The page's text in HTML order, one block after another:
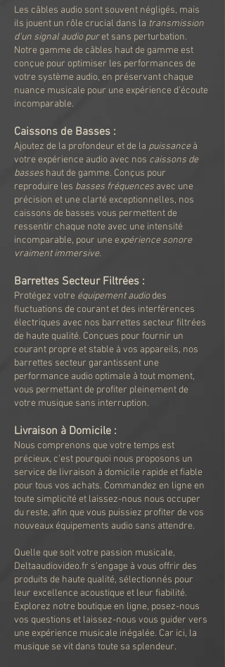
Les câbles audio sont souvent négligés, mais
ils jouent un rôle crucial dans la transmission
d'un signal audio puret sans perturbation.
Notre gamme de câbles haut de gamme est
conçue pour optimiser les performances de
votre système audio, en préservant chaque
nuance musicale pour une expérience d'écoute
incomparable.
Caissons de Basses :
Ajoutez de la profondeur et de la puissanceà
votre expérience audio avec nos caissons de
basses haut de gamme. Conçus pour
reproduire les basses fréquences avec une
précision et une clarté exceptionnelles, nos
caissons de basses vous permettent de
ressentir chaque note avec une intensité
incomparable, pour une expérience sonore
vraiment immersive.
Barrettes Secteur Filtrées :
Protégez votre équipement audiodes
fluctuations de courant et des interférences
électriques avec nos barrettes secteur filtrées
de haute qualité. Conçues pour fournir un
courant propre et stable à vos appareils, nos
barrettes secteur garantissent une
performance audio optimale à tout moment,
vous permettant de profiter pleinement de
votre musique sans interruption.
Livraison à Domicile :
Nous comprenons que votre temps est
précieux, c'est pourquoi nous proposons un
service de livraison à domicile rapide et fiable
pour tous vos achats. Commandez en ligne en
toute simplicité et laissez-nous nous occuper
du reste, afin que vous puissiez profiter de vos
nouveaux équipements audio sans attendre.
Quelle que soit votre passion musicale,
Deltaaudiovideo.fr s'engage à vous offrir des
produits de haute qualité, sélectionnés pour
leur excellence acoustique et leur fiabilité.
Explorez notre boutique en ligne, posez-nous
vos questions et laissez-nous vous guider vers
une expérience musicale inégalée. Car ici, la
musique se vit dans toute sa splendeur.